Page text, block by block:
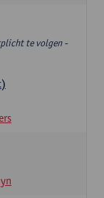
te volgen -